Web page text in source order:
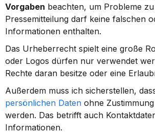
Vorgaben beachten, um Probleme
Pressemitteilung darf keine falschen
Informationen enthalten.
Das Urheberrecht spielt eine große
oder Logos dürfen nur verwendet
Rechte daran besitze oder eine
persönlichen Daten ohne
werden. Das betrifft auch
Informationen.